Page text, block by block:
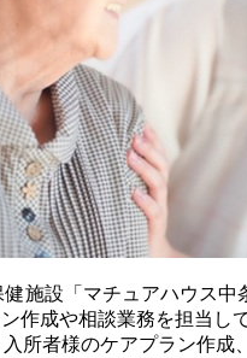
施設「マチュアハウス中
作成や相談業務を担当し
所者様のケアプラン作成